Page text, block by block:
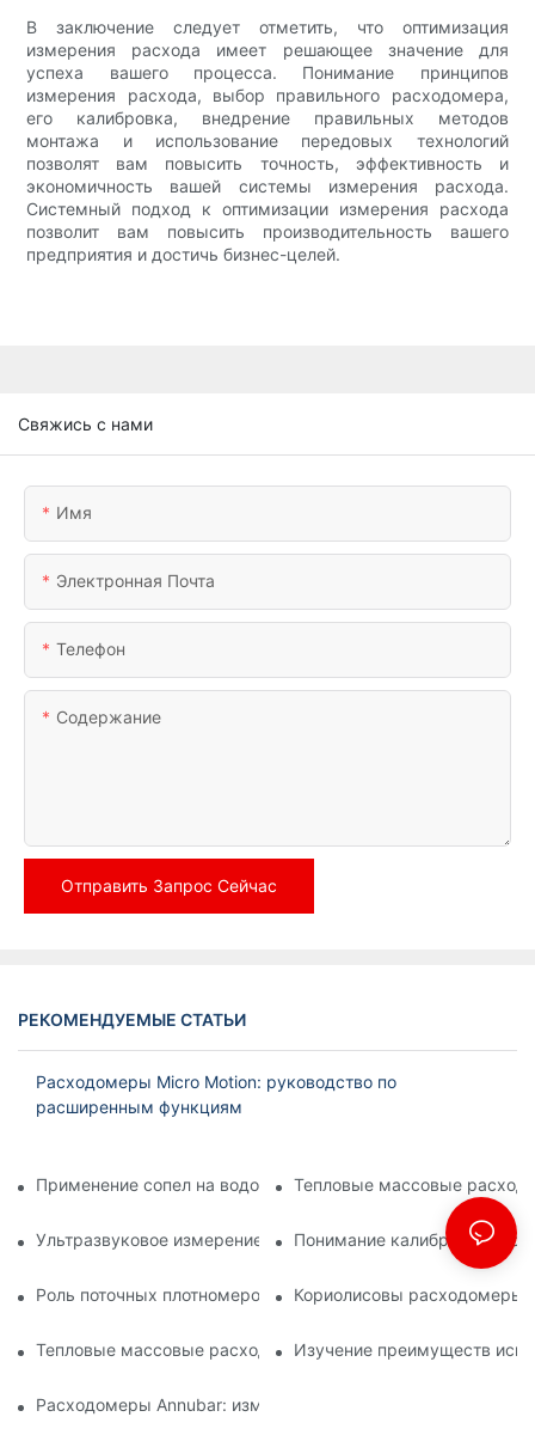
В заключение следует отметить, что оптимизация
измерения расхода имеет решающее значение для
успеха вашего процесса. Понимание принципов
измерения расхода, выбор правильного расходомера,
его калибровка, внедрение правильных методов
монтажа и использование передовых технологий
позволят вам повысить точность, эффективность и
экономичность вашей системы измерения расхода.
Системный подход к оптимизации измерения расхода
позволит вам повысить производительность вашего
предприятия и достичь бизнес-целей.
Свяжись с нами
Имя
Электронная Почта
Телефон
Содержание
Отправить Запрос Сейчас
РЕКОМЕНДУЕМЫЕ СТАТЬИ
Расходомеры Micro Motion: руководство по
расширенным функциям
Применение сопел на водоочистных сооружениях
Тепловые массовые
Ультразвуковое измерение плотности: методы и
Понимание калибровки
Роль поточных плотномеров в процессах нефтепереработки
Кориолисовы расходомеры:
Тепловые массовые расходомеры: применение в
Изучение преимуществ
Расходомеры Annubar: измерение расхода в сложных